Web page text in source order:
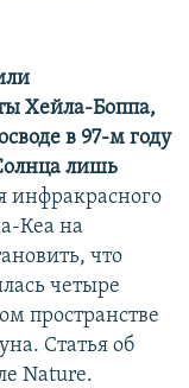
Хейла-Боппа,
в 97-м году
лишь
инфракрасного
Кеа на
что
четыре
пространстве
Статья об
Nature.